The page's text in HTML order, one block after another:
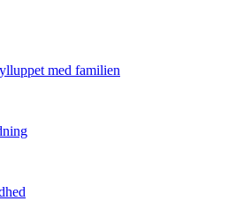
med familien